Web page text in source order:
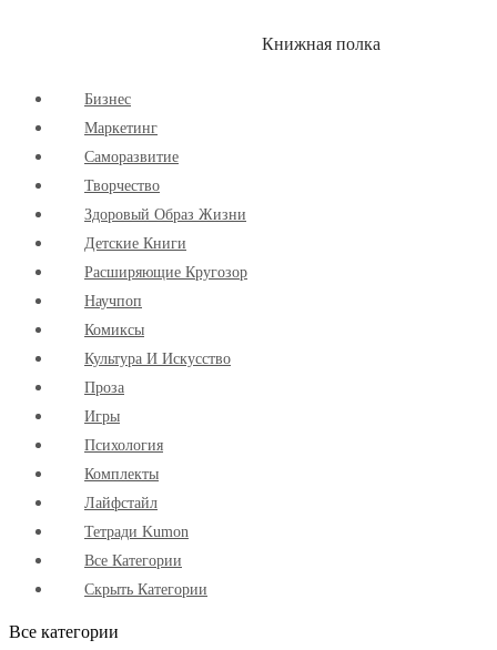
Книжная полка
Бизнес
Маркетинг
Cаморазвитие
Творчество
Здоровый Образ Жизни
Детские Книги
Расширяющие Кругозор
Научпоп
Комиксы
Культура И Искусство
Проза
Игры
Психология
Комплекты
Лайфстайл
Тетради Kumon
Все Категории
Скрыть Категории
Все категории